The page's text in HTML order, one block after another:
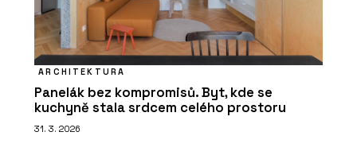
ARCHITEKTURA
Panelák bez kompromisů. Byt, kde se
kuchyně stala srdcem celého prostoru
31. 3. 2026